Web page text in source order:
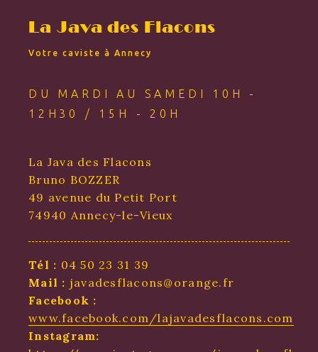
La Java des Flacons
Votre caviste à Annecy
DU MARDI AU SAMEDI 10H -
12H30 / 15H - 20H
La Java des Flacons
Bruno BOZZER
49 avenue du Petit Port
74940 Annecy-le-Vieux
Tél : 04 50 23 31 39
Mail : javadesflacons@orange.fr
Facebook :
www.facebook.com/lajavadesflacons.com
Instagram: